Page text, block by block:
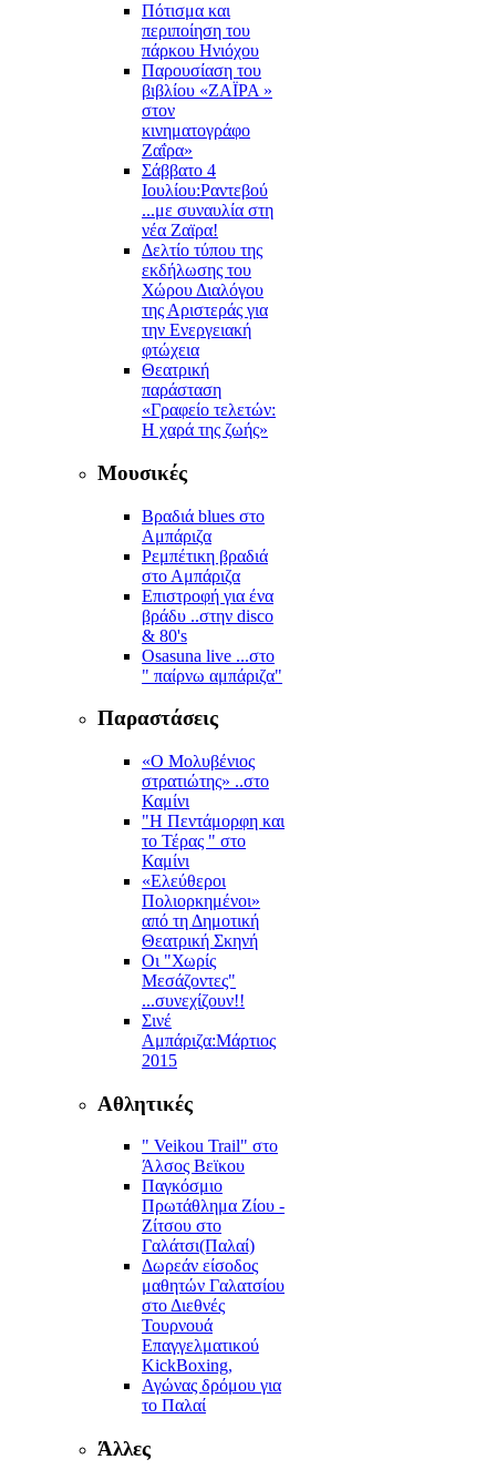
Πότισμα και
περιποίηση του
πάρκου Ηνιόχου
Παρουσίαση του
βιβλίου «ΖΑΪΡΑ »
στον
κινηματογράφο
Ζαΐρα»
Σάββατο 4
Ιουλίου:Ραντεβού
...με συναυλία στη
νέα Ζαϊρα!
Δελτίο τύπου της
εκδήλωσης του
Χώρου Διαλόγου
της Αριστεράς για
την Ενεργειακή
φτώχεια
Θεατρική
παράσταση
«Γραφείο τελετών:
Η χαρά της ζωής»
Μουσικές
Βραδιά blues στο
Αμπάριζα
Ρεμπέτικη βραδιά
στο Αμπάριζα
Επιστροφή για ένα
βράδυ ..στην disco
& 80's
Osasuna live ...στο
" παίρνω αμπάριζα"
Παραστάσεις
«Ο Μολυβένιος
στρατιώτης» ..στο
Καμίνι
"Η Πεντάμορφη και
το Τέρας " στο
Καμίνι
«Ελεύθεροι
Πολιορκημένοι»
από τη Δημοτική
Θεατρική Σκηνή
Οι "Χωρίς
Μεσάζοντες"
...συνεχίζουν!!
Σινέ
Αμπάριζα:Mάρτιος
2015
Αθλητικές
" Veikou Trail" στο
Άλσος Βεϊκου
Παγκόσμιο
Πρωτάθλημα Ζίου -
Ζίτσου στο
Γαλάτσι(Παλαί)
Δωρεάν είσοδος
μαθητών Γαλατσίου
στο Διεθνές
Τουρνουά
Επαγγελματικού
KickBoxing,
Αγώνας δρόμου για
το Παλαί
Άλλες